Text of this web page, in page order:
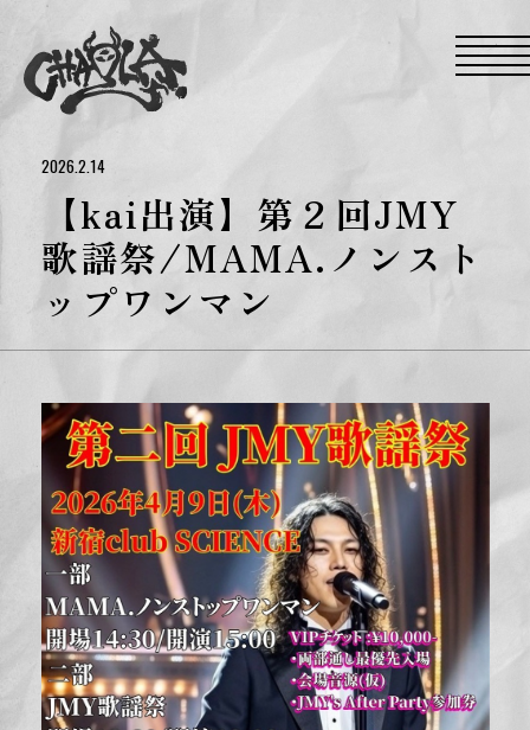
o
n
t
e
n
t
2026.2.14
【kai出演】第２回JMY
歌謡祭/MAMA.ノンスト
ップワンマン